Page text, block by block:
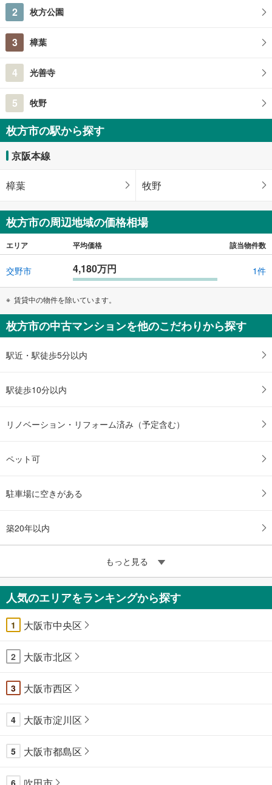
2 枚方公園
3 樟葉
4 光善寺
5 牧野
枚方市の駅から探す
京阪本線
樟葉 牧野
枚方市の周辺地域の価格相場
エリア 平均価格 該当物件数
交野市 4,180万円 1件
賃貸中の物件を除いています。
枚方市の中古マンションを他のこだわりから探す
駅近・駅徒歩5分以内
駅徒歩10分以内
リノベーション・リフォーム済み（予定含む）
ペット可
駐車場に空きがある
築20年以内
もっと見る
人気のエリアをランキングから探す
1 大阪市中央区
2 大阪市北区
3 大阪市西区
4 大阪市淀川区
5 大阪市都島区